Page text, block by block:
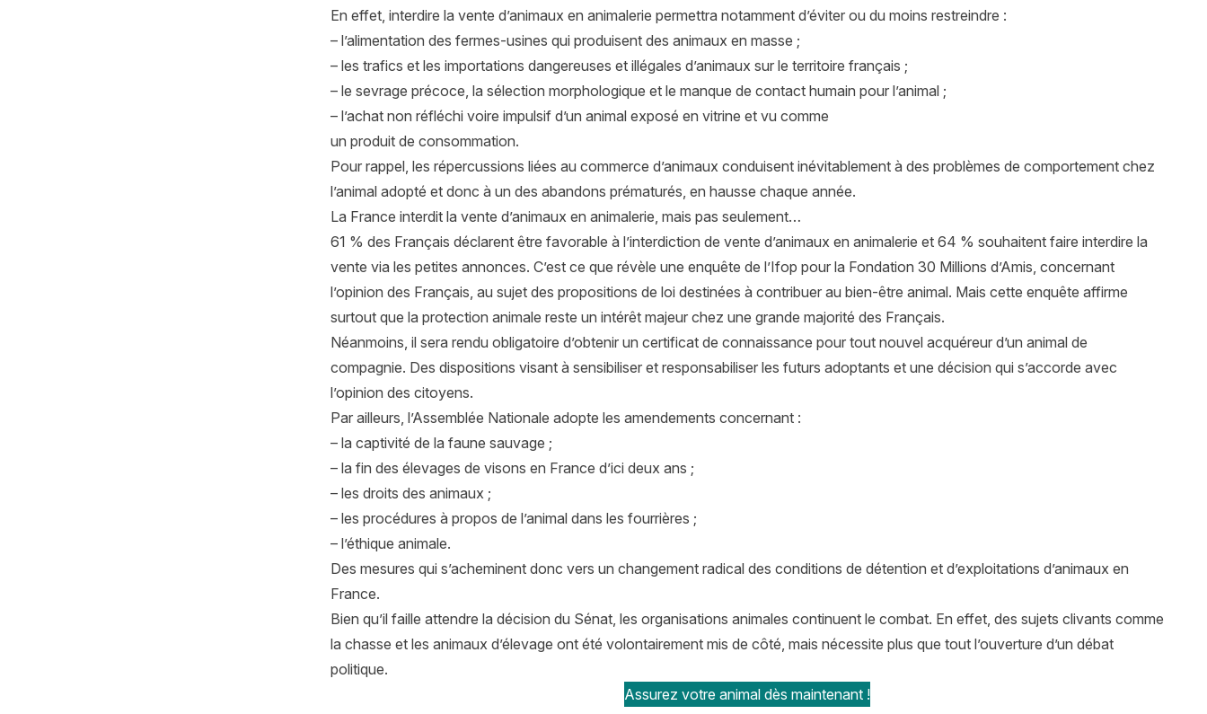
En effet, interdire la vente d’animaux en animalerie permettra notamment d’éviter ou du moins restreindre :
– l’alimentation des fermes-usines qui produisent des animaux en masse ;
– les trafics et les importations dangereuses et illégales d’animaux sur le territoire français ;
– le sevrage précoce, la sélection morphologique et le manque de contact humain pour l’animal ;
– l’achat non réfléchi voire impulsif d’un animal exposé en vitrine et vu comme
un produit de consommation.
Pour rappel, les répercussions liées au commerce d’animaux conduisent inévitablement à des problèmes de comportement chez
l’animal adopté et donc à un des abandons prématurés, en hausse chaque année.
La France interdit la vente d’animaux en animalerie, mais pas seulement…
61 % des Français déclarent être favorable à l’interdiction de vente d’animaux en animalerie et 64 % souhaitent faire interdire la
vente via les petites annonces. C’est ce que révèle une enquête de l’Ifop pour la Fondation 30 Millions d’Amis, concernant
l’opinion des Français, au sujet des propositions de loi destinées à contribuer au bien-être animal. Mais cette enquête affirme
surtout que la protection animale reste un intérêt majeur chez une grande majorité des Français.
Néanmoins, il sera rendu obligatoire d’obtenir un certificat de connaissance pour tout nouvel acquéreur d’un animal de
compagnie. Des dispositions visant à sensibiliser et responsabiliser les futurs adoptants et une décision qui s’accorde avec
l’opinion des citoyens.
Par ailleurs, l’Assemblée Nationale adopte les amendements concernant :
– la captivité de la faune sauvage ;
– la fin des élevages de visons en France d’ici deux ans ;
– les droits des animaux ;
– les procédures à propos de l’animal dans les fourrières ;
– l’éthique animale.
Des mesures qui s’acheminent donc vers un changement radical des conditions de détention et d’exploitations d’animaux en
France.
Bien qu’il faille attendre la décision du Sénat, les organisations animales continuent le combat. En effet, des sujets clivants comme
la chasse et les animaux d’élevage ont été volontairement mis de côté, mais nécessite plus que tout l’ouverture d’un débat
politique.
Assurez votre animal dès maintenant !